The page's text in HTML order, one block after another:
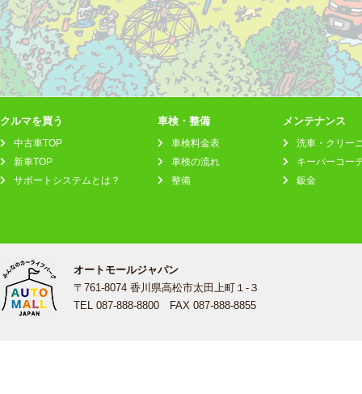
クルマを買う
中古車TOP
新車TOP
サポートシステムとは？
車検・整備
車検料金表
車検の流れ
整備
メンテナンス
洗車・クリー
キーパーコー
鈑金
オートモールジャパン
〒761-8074 香川県高松市太田上町１-３
TEL 087-888-8800 FAX 087-888-8855